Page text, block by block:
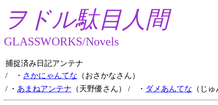
ヲドル駄目人間
GLASSWORKS/Novels
捕捉済み日記アンテナ
/ ・ さかにゃんてな （おさかなさん）
/ ・ あまねアンテナ （天野優さん） / ・ ダメあんてな （じ